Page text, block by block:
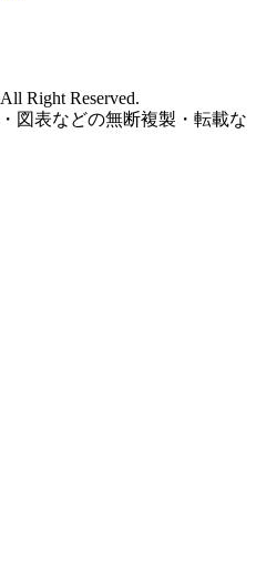
Right Reserved.
図表などの無断複製・転載な